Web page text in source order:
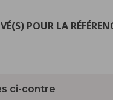
POUR LA
ci-contre